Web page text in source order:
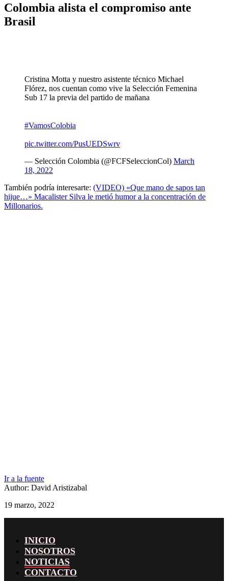
Colombia alista el compromiso ante
Brasil
Cristina Motta y nuestro asistente técnico Michael
Flórez, nos cuentan como vive la Selección Femenina
Sub 17 la previa del partido de mañana
#VamosColobia
pic.twitter.com/PusUEDSwrv
— Selección Colombia (@FCFSeleccionCol) March
18, 2022
También podría interesarte: (VIDEO) «Que mano de sapos tan
hijue…» Macalister Silva le metió humor a la concentración de
Millonarios.
Ir a la fuente
Author: David Aristizabal
19 marzo, 2022
INICIO
NOSOTROS
NOTICIAS
CONTACTO